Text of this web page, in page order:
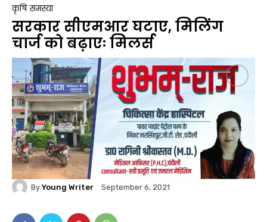
कृषि समस्या
सरकार सीएमआर घटाए, मिलिंग
चार्ज को बढ़ाएः मिलर्स
By Young Writer September 6, 2021